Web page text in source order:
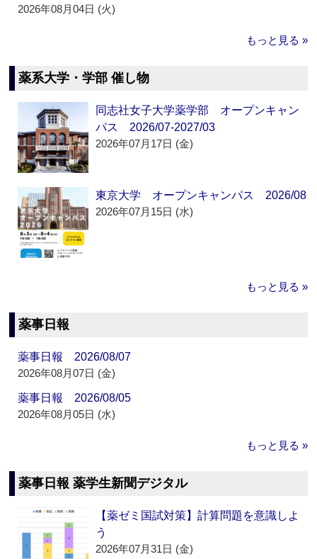
2026年08月04日 (火)
もっと見る »
薬系大学・学部 催し物
同志社女子大学薬学部 オープンキャン
パス 2026/07-2027/03
2026年07月17日 (金)
東京大学 オープンキャンパス 2026/08
2026年07月15日 (水)
もっと見る »
薬事日報
薬事日報 2026/08/07
2026年08月07日 (金)
薬事日報 2026/08/05
2026年08月05日 (水)
もっと見る »
薬事日報 薬学生新聞デジタル
【薬ゼミ国試対策】計算問題を意識しよ
う
2026年07月31日 (金)